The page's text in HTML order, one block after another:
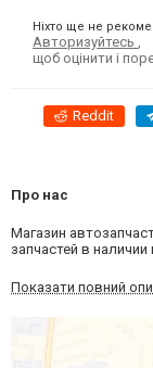
Ніхто ще не
Авторизуйтесь
щоб оцінити і
Reddit
Про нас
Магазин
запчастей в наличии
Показати повний